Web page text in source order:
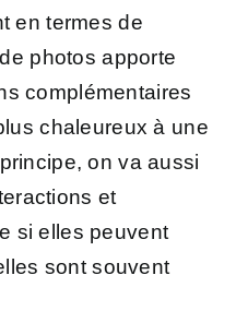
en termes de
photos apporte
complémentaires
chaleureux à une
on va aussi
et
si elles peuvent
sont souvent